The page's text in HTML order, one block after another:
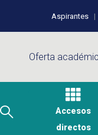
Aspirantes
Oferta
Accesos
directos